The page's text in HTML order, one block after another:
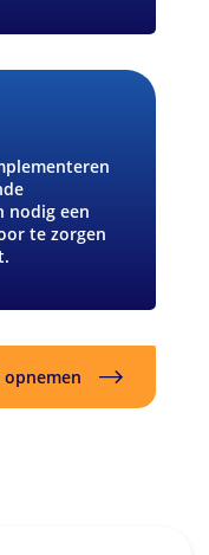
nodig een
te zorgen